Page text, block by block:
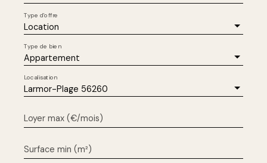
Location
Type d'offre
Appartement
Type de bien
Larmor-Plage 56260
Localisation
Loyer max (€/mois)
Surface min (m²)